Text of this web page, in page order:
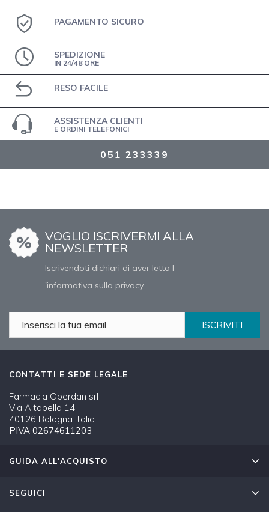
PAGAMENTO SICURO
SPEDIZIONE
IN 24/48 ORE
RESO FACILE
ASSISTENZA CLIENTI
E ORDINI TELEFONICI
051 233339
VOGLIO ISCRIVERMI ALLA
NEWSLETTER
Iscrivendoti dichiari di aver letto l
'informativa sulla privacy
ISCRIVITI
CONTATTI E SEDE LEGALE
Farmacia Oberdan srl
Via Altabella 14
40126 Bologna Italia
PIVA 02674611203
GUIDA ALL'ACQUISTO
SEGUICI